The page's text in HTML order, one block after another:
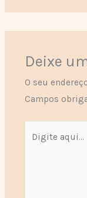
Deixe
O seu
Campos
aqui...